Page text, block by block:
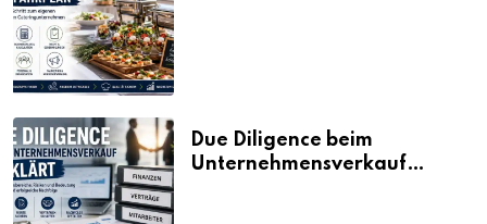
Due Diligence beim
Unternehmensverkauf